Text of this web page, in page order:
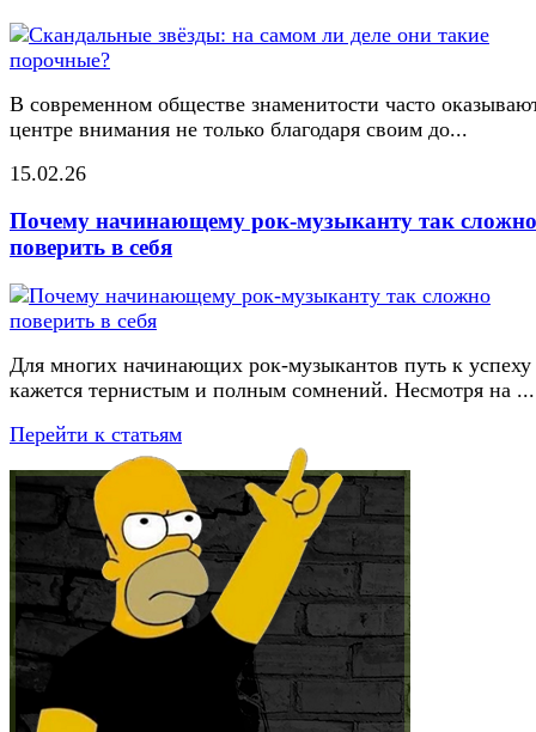
В современном обществе знаменитости часто
центре внимания не только благодаря своим до...
15.02.26
Почему начинающему рок-музыканту так сложно
поверить в себя
Для многих начинающих рок-музыкантов путь к успеху
кажется тернистым и полным сомнений. Несмотря на ...
Перейти к статьям